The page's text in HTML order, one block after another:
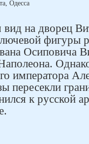
вид на дворец
фигуры
Осиповича
императора
пересекли
к русской